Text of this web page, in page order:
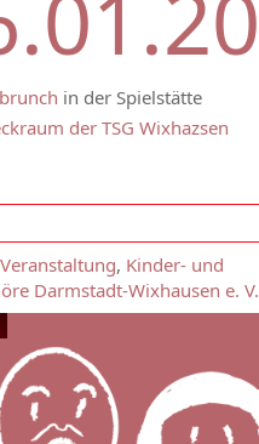
in der Spielstätte
der TSG Wixhazsen
, Kinder- und
Darmstadt-Wixhausen e. V.